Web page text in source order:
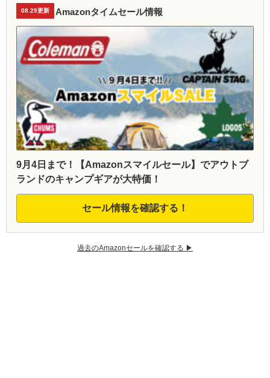
08.29更新 Amazonタイムセール情報
9月4日まで！【Amazonスマイルセール】でアウトブ
ランドのキャンプギアが大特価！
セール情報を確認する！
過去のAmazonセールを確認する ▶︎